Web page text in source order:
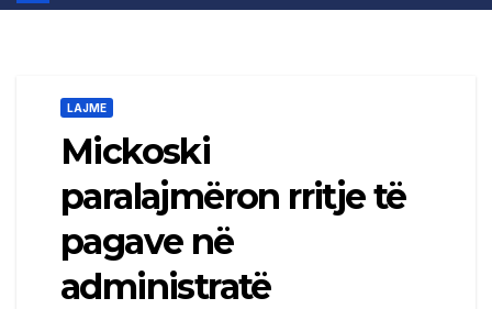
LAJME
Mickoski
paralajmëron rritje të
pagave në
administratë